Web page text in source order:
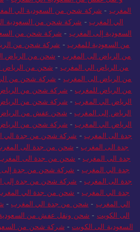
المغرب - شركة شحن من السعودية الي
الي المغرب - شركة شحن من السعودية
السعودية إلى المغرب - شركة شحن من
من السعودية للمغرب - شركة شحن من
من الرياض الى المغرب - شحن من الرياض
من الرياض الي المغرب - شحن من الرياض
من الرياض الى المغرب - شركة شحن من
من الرياض للمغرب - شركة شحن من
الرياض الي المغرب - شركة شحن من
الرياض إلى المغرب - شحن عفش من الرياض
الرياض الي المغرب - شركة شحن من
جدة الى المغرب - شركة شحن من جدة الي
جدة الى المغرب - شحن من جدة الى
جدة الى المغرب - شحن من جدة الى
جدة الي المغرب - شركة شحن من جدة إلى
جدة الى المغرب - شركة شحن من جدة إلى
جدة الي المغرب - شحن من جدة الي
الي المغرب - شحن من جدة الي المغرب -
الى الكويت - شحن ونقل عفش من السعودية
السعودية الى الكويت - شركة شحن من